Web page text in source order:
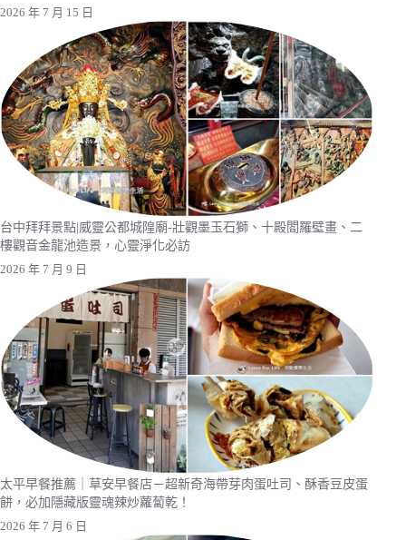
2026 年 7 月 15 日
台中拜拜景點|威靈公都城隍廟-壯觀墨玉石獅、十殿閻羅壁畫、二
樓觀音金龍池造景，心靈淨化必訪
2026 年 7 月 9 日
太平早餐推薦｜草安早餐店－超新奇海帶芽肉蛋吐司、酥香豆皮蛋
餅，必加隱藏版靈魂辣炒蘿蔔乾！
2026 年 7 月 6 日